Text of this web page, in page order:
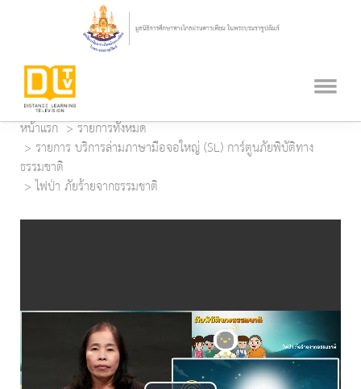
หน้าแรก
รายการทั้งหมด
รายการ บริการล่ามภาษามือจอใหญ่ (SL) การ์ตูนภัยพิบัติทาง
ธรรมชาติ
ไฟป่า ภัยร้ายจากธรรมชาติ